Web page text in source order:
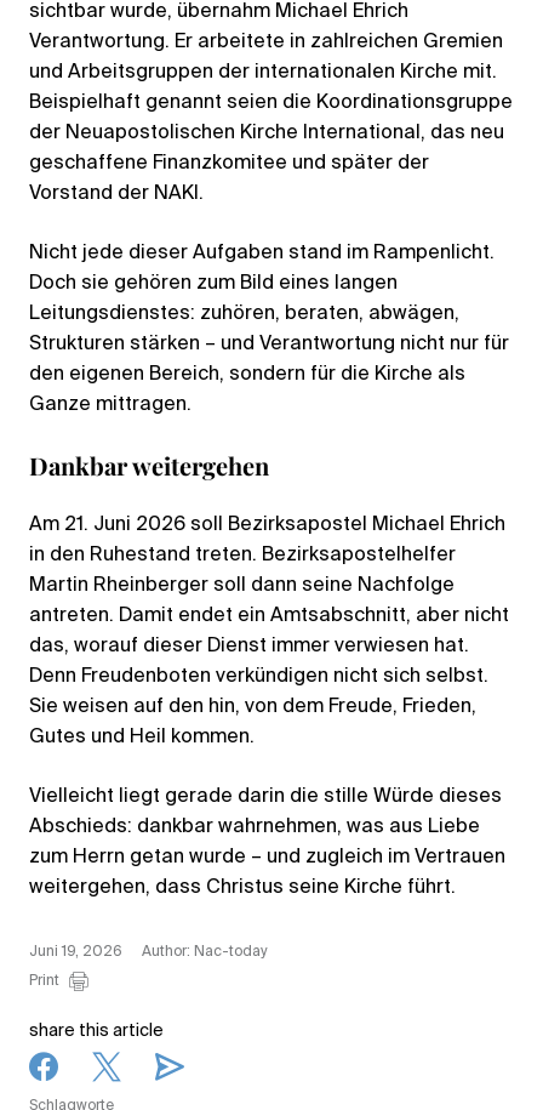
sichtbar wurde, übernahm Michael Ehrich
Verantwortung. Er arbeitete in zahlreichen Gremien
und Arbeitsgruppen der internationalen Kirche mit.
Beispielhaft genannt seien die Koordinationsgruppe
der Neuapostolischen Kirche International, das neu
geschaffene Finanzkomitee und später der
Vorstand der NAKI.
Nicht jede dieser Aufgaben stand im Rampenlicht.
Doch sie gehören zum Bild eines langen
Leitungsdienstes: zuhören, beraten, abwägen,
Strukturen stärken – und Verantwortung nicht nur für
den eigenen Bereich, sondern für die Kirche als
Ganze mittragen.
Dankbar weitergehen
Am 21. Juni 2026 soll Bezirksapostel Michael Ehrich
in den Ruhestand treten. Bezirksapostelhelfer
Martin Rheinberger soll dann seine Nachfolge
antreten. Damit endet ein Amtsabschnitt, aber nicht
das, worauf dieser Dienst immer verwiesen hat.
Denn Freudenboten verkündigen nicht sich selbst.
Sie weisen auf den hin, von dem Freude, Frieden,
Gutes und Heil kommen.
Vielleicht liegt gerade darin die stille Würde dieses
Abschieds: dankbar wahrnehmen, was aus Liebe
zum Herrn getan wurde – und zugleich im Vertrauen
weitergehen, dass Christus seine Kirche führt.
Juni 19, 2026
Author: Nac-today
Print
share this article
Schlagworte